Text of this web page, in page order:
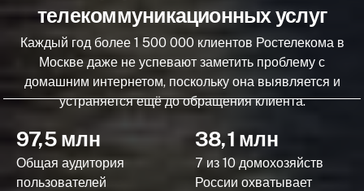
телекоммуникационных услуг
Каждый год более 1 500 000 клиентов Ростелекома в
Москве даже не успевают заметить проблему с
домашним интернетом, поскольку она выявляется и
устраняется ещё до обращения клиента.
97,5 млн
Общая аудитория
пользователей
38,1 млн
7 из 10 домохозяйств
России охватывает